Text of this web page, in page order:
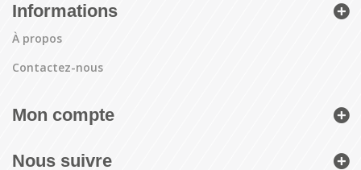
Informations
À propos
Contactez-nous
Mon compte
Nous suivre